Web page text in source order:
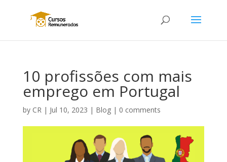
10 profissões com mais
emprego em Portugal
by CR| Jul 10, 2023 | Blog| 0 comments